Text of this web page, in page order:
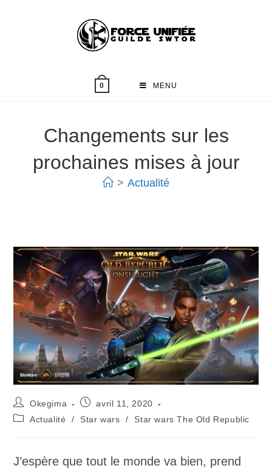
0 MENU
Changements sur les
prochaines mises à jour
> Actualité
Okegima
avril 11, 2020
Actualité
/ Star wars / Star wars The Old Republic
J’espère que tout le monde va bien, prend